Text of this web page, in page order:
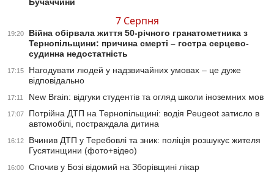
7 Серпня
19:20
Війна обірвала життя 50-річного гранатометника з
Тернопільщини: причина смерті – гостра серцево-
судинна недостатність
17:15
Нагодувати людей у надзвичайних умовах – це дуже
відповідально
17:11 New Brain: відгуки студентів та огляд школи іноземних мов
17:07
Потрійна ДТП на Тернопільщині: водія Peugeot затисло в
автомобілі, постраждала дитина
16:12
Вчинив ДТП у Теребовлі та зник: поліція розшукує жителя
Гусятинщини (фото+відео)
16:00 Спочив у Бозі відомий на Зборівщині лікар